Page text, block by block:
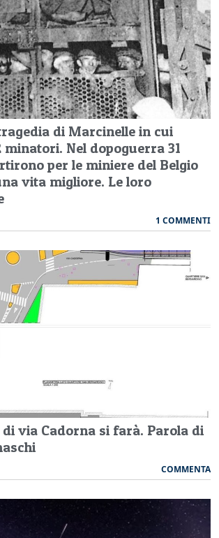
di Marcinelle in cui
Nel dopoguerra 31
per le miniere del Belgio
vita migliore. Le loro
1 COMMENTI
via Cadorna si farà. Parola di
COMMENTA